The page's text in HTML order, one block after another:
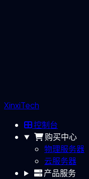
XinxiTech
控制台
购买中心
物理服务器
云服务器
产品服务